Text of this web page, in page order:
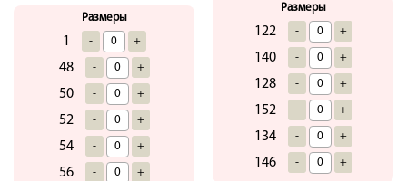
Размеры
1 - +
48 - +
50 - +
52 - +
54 - +
56 - +
Размеры
122 - +
140 - +
128 - +
152 - +
134 - +
146 - +